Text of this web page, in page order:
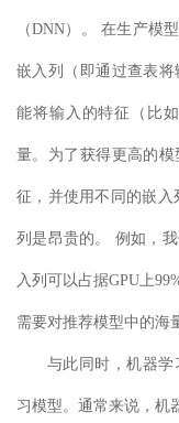
（DNN） 。 在生产模型
嵌入列（即通过查表
能将输入的特征（比
量。 为了 获得更高的模
征，并使用不同 的嵌入
列是昂贵的。 例如，
入列 可以占据GPU上
需要对推荐模型中的海
与此同时，机器
习模型。通常来说，机